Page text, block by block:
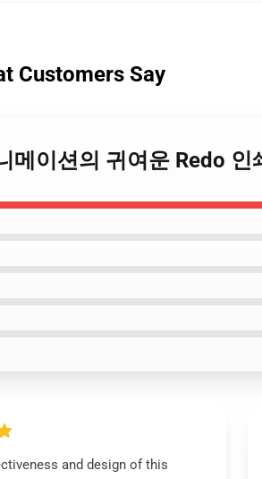
Customers Say
이션의 귀여운 Redo 인
and design of this